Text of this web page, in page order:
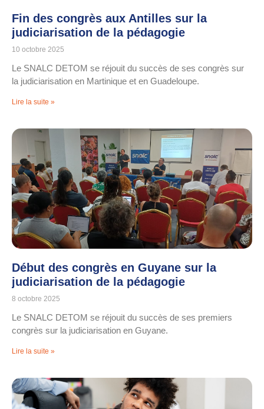
Fin des congrès aux Antilles sur la
judiciarisation de la pédagogie
10 octobre 2025
Le SNALC DETOM se réjouit du succès de ses congrès sur
la judiciarisation en Martinique et en Guadeloupe.
Lire la suite »
Début des congrès en Guyane sur la
judiciarisation de la pédagogie
8 octobre 2025
Le SNALC DETOM se réjouit du succès de ses premiers
congrès sur la judiciarisation en Guyane.
Lire la suite »